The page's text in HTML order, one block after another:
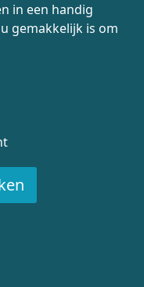
in een handig
gemakkelijk is om